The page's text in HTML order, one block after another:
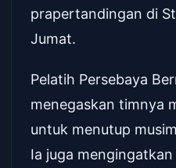
prapertandingan di
Jumat.
Pelatih Persebaya
menegaskan timnya
untuk menutup
Ia juga